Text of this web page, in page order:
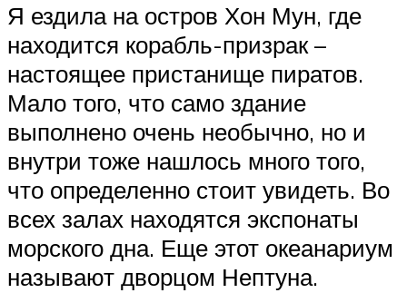
Я ездила на остров Хон Мун, где
находится корабль-призрак –
настоящее пристанище пиратов.
Мало того, что само здание
выполнено очень необычно, но и
внутри тоже нашлось много того,
что определенно стоит увидеть. Во
всех залах находятся экспонаты
морского дна. Еще этот океанариум
называют дворцом Нептуна.